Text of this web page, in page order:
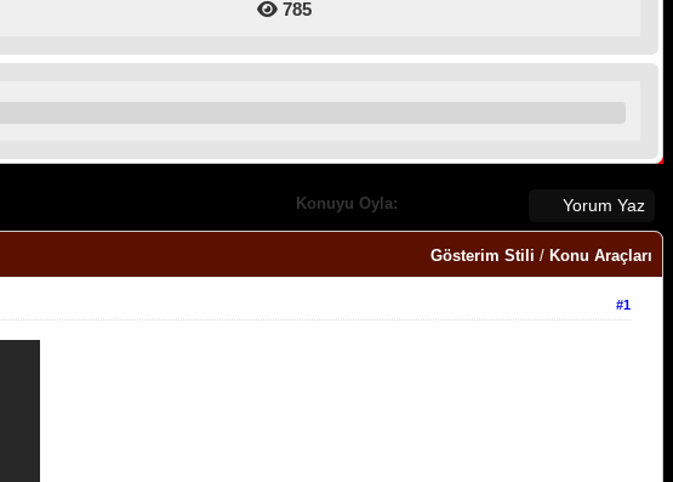
785
Yorum Yaz
Konuyu Oyla:
Gösterim Stili / Konu Araçları
#1